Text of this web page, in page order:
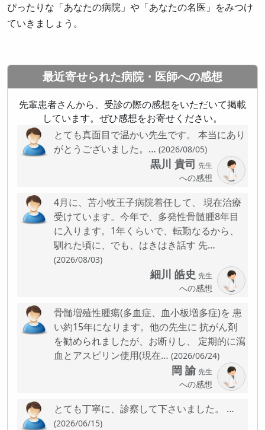
ぴったりな「あなたの病院」や「あなたの名医」をみつけ
ていきましょう。
最近寄せられた病院・医師への感想
先輩患者さんから、受診の際の感想をいただいて掲載
しています。ぜひ感想をお寄せください。
とても真面目で温かい先生です。 本当にあり
がとうございました。… (2026/08/05)
黒川 貴司 先生
への感想
4月に、苫小牧王子病院着任して、 現在治療
受けています。今年で、多発性骨髄腫8年目
に入ります。1年くらいで、転勤なるから、
馴れた頃に、でも、はきはき話す 先…
(2026/08/03)
細川 皓史 先生
への感想
骨髄増殖性腫瘍(多血症、血小板増多症)を 患
い約15年になります。他の先生に 抗がん剤
を勧められましたが、お断りし、 定期的に瀉
血とアスピリン使用(現在… (2026/06/24)
岡 諭 先生
への感想
とても丁寧に、診察して下さいました。 …
(2026/06/15)